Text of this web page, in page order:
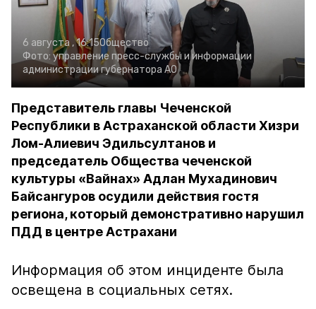
6 августа , 16:15Общество
Фото: управление пресс-службы и информации
администрации губернатора АО
Представитель главы Чеченской
Республики в Астраханской области Хизри
Лом-Алиевич Эдильсултанов и
председатель Общества чеченской
культуры «Вайнах» Адлан Мухадинович
Байсангуров осудили действия гостя
региона, который демонстративно нарушил
ПДД в центре Астрахани
Информация об этом инциденте была
освещена в социальных сетях.